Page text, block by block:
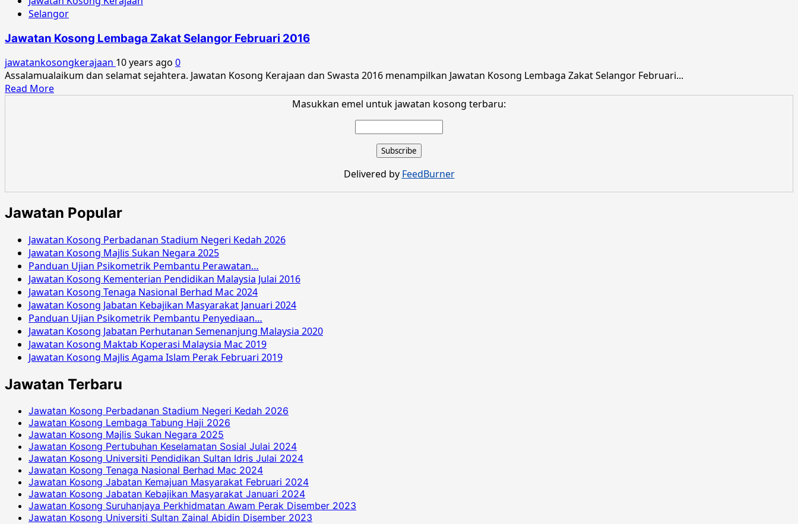
Selangor
Jawatan Kosong Lembaga Zakat Selangor Februari 2016
jawatankosongkerajaan 10 years ago 0
Assalamualaikum dan selamat sejahtera. Jawatan Kosong Kerajaan dan Swasta 2016 menampilkan Jawatan Kosong Lembaga Zakat Selangor Februari...
Read MoreRead
Februari
2016
Masukkan emel untuk jawatan kosong terbaru:
Delivered by FeedBurner
Jawatan Popular
Jawatan Kosong Perbadanan Stadium Negeri Kedah 2026
Jawatan Kosong Majlis Sukan Negara 2025
Panduan Ujian Psikometrik Pembantu Perawatan…
Jawatan Kosong Kementerian Pendidikan Malaysia Julai 2016
Jawatan Kosong Tenaga Nasional Berhad Mac 2024
Jawatan Kosong Jabatan Kebajikan Masyarakat Januari 2024
Panduan Ujian Psikometrik Pembantu Penyediaan…
Jawatan Kosong Jabatan Perhutanan Semenanjung Malaysia 2020
Jawatan Kosong Maktab Koperasi Malaysia Mac 2019
Jawatan Kosong Majlis Agama Islam Perak Februari 2019
Jawatan Terbaru
Jawatan Kosong Perbadanan Stadium Negeri Kedah 2026
Jawatan Kosong Lembaga Tabung Haji 2026
Jawatan Kosong Majlis Sukan Negara 2025
Jawatan Kosong Pertubuhan Keselamatan Sosial Julai 2024
Jawatan Kosong Universiti Pendidikan Sultan Idris Julai 2024
Jawatan Kosong Tenaga Nasional Berhad Mac 2024
Jawatan Kosong Jabatan Kemajuan Masyarakat Februari 2024
Jawatan Kosong Jabatan Kebajikan Masyarakat Januari 2024
Jawatan Kosong Suruhanjaya Perkhidmatan Awam Perak Disember 2023
Jawatan Kosong Universiti Sultan Zainal Abidin Disember 2023